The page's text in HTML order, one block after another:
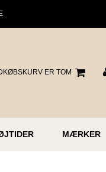
ER TOM
MÆRKER